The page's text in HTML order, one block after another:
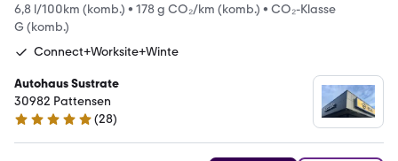
6,8 l/100km (komb.) • 178 g CO₂/km (komb.) • CO₂-Klasse
G (komb.)
Connect+Worksite+Winte
Autohaus Sustrate
30982 Pattensen
5 Sterne
(28)